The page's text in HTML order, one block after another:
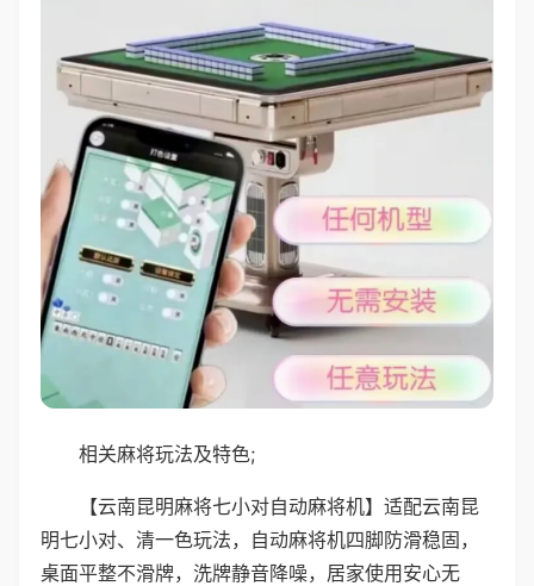
相关麻将玩法及特色;
【云南昆明麻将七小对自动麻将机】适配云南昆
明七小对、清一色玩法，自动麻将机四脚防滑稳固，
桌面平整不滑牌，洗牌静音降噪，居家使用安心无